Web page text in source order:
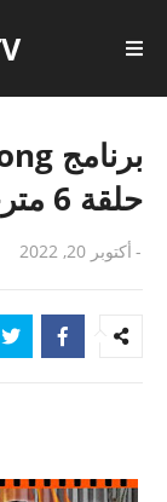
حلقة 6 مترجمة للعربية
- أكتوبر 20, 2022